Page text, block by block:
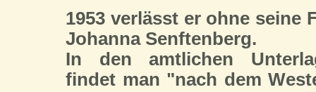
1953 verlässt er ohne seine
Johanna Senftenberg.
In den amtlichen
findet man "nach dem